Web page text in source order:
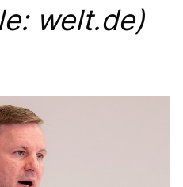
Landtag
welt.de)